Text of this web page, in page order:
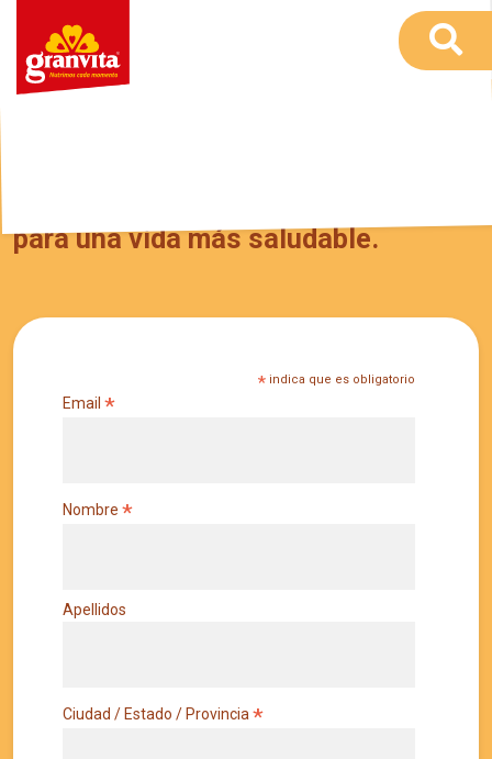
para una vida más saludable.
*indica que es obligatorio
Email *
Nombre *
Apellidos
Ciudad / Estado / Provincia *